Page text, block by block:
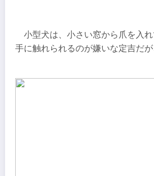
小型犬は、小さい窓から爪を入
手に触れられるのが嫌いな定吉だ